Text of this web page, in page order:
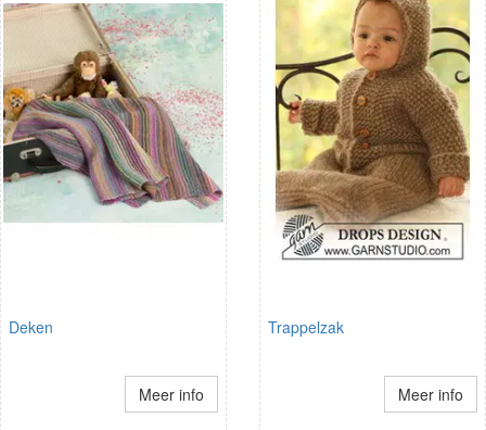
Deken
Meer info
Trappelzak
Meer info